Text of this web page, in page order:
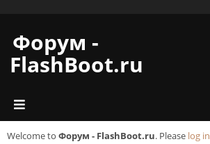
Форум -
FlashBoot.ru
Welcome to Форум - FlashBoot.ru. Please log in